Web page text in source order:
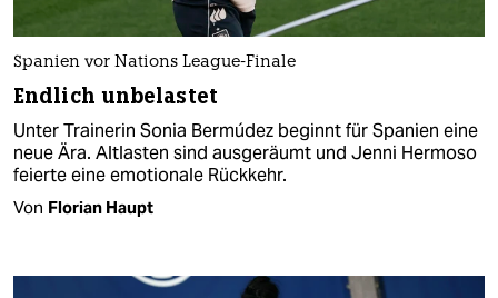
Spanien vor Nations League-Finale
Endlich unbelastet
Unter Trainerin Sonia Bermúdez beginnt für Spanien eine
neue Ära. Altlasten sind ausgeräumt und Jenni Hermoso
feierte eine emotionale Rückkehr.
Von Florian Haupt